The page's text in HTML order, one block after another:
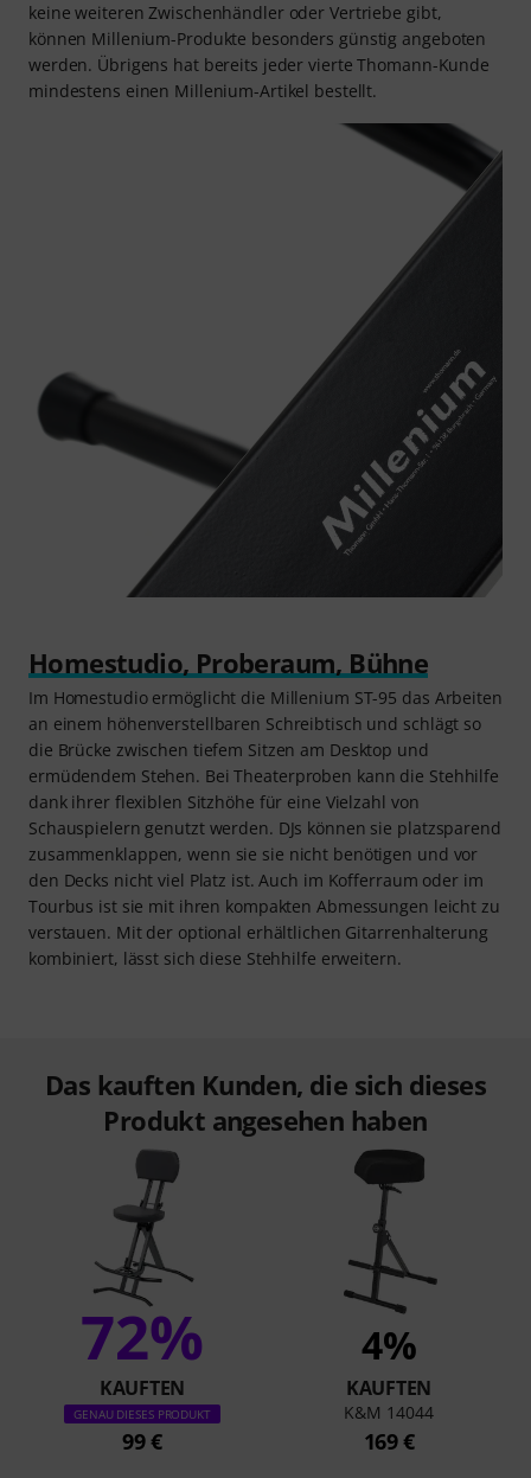
keine weiteren Zwischenhändler oder Vertriebe gibt,
können Millenium-Produkte besonders günstig angeboten
werden. Übrigens hat bereits jeder vierte Thomann-Kunde
mindestens einen Millenium-Artikel bestellt.
Homestudio, Proberaum, Bühne
Im Homestudio ermöglicht die Millenium ST-95 das Arbeiten
an einem höhenverstellbaren Schreibtisch und schlägt so
die Brücke zwischen tiefem Sitzen am Desktop und
ermüdendem Stehen. Bei Theaterproben kann die Stehhilfe
dank ihrer flexiblen Sitzhöhe für eine Vielzahl von
Schauspielern genutzt werden. DJs können sie platzsparend
zusammenklappen, wenn sie sie nicht benötigen und vor
den Decks nicht viel Platz ist. Auch im Kofferraum oder im
Tourbus ist sie mit ihren kompakten Abmessungen leicht zu
verstauen. Mit der optional erhältlichen Gitarrenhalterung
kombiniert, lässt sich diese Stehhilfe erweitern.
Das kauften Kunden, die sich dieses
Produkt angesehen haben
72%
KAUFTEN
GENAU DIESES PRODUKT
99 €
4%
KAUFTEN
K&M 14044
169 €